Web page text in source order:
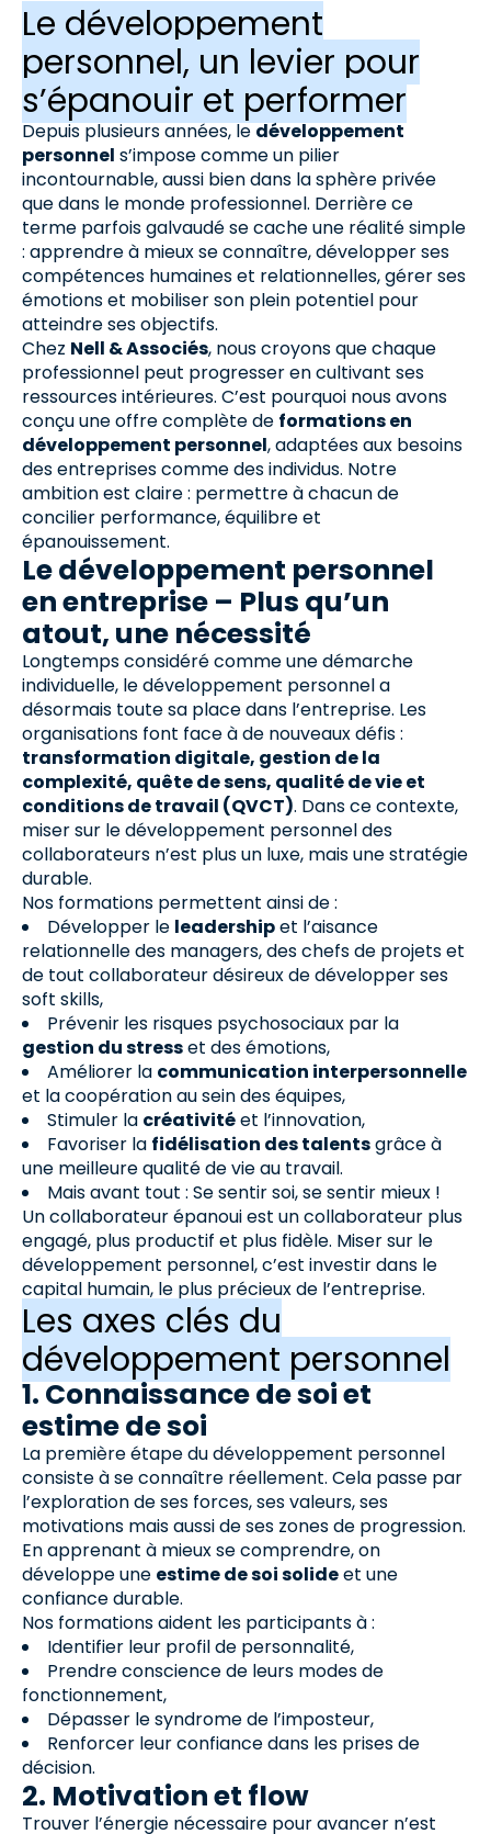
Le développement
personnel, un levier pour
s’épanouir et performer
Depuis plusieurs années, ledéveloppement
personnel s’impose comme un pilier
incontournable, aussi bien dans la sphère privée
que dans le monde professionnel. Derrière ce
terme parfois galvaudé se cache une réalité simple
: apprendre à mieux se connaître, développer ses
compétences humaines et relationnelles, gérer ses
émotions et mobiliser son plein potentiel pour
atteindre ses objectifs.
Chez Nell & Associés, nous croyons que chaque
professionnel peut progresser en cultivant ses
ressources intérieures. C’est pourquoi nous avons
conçu une offre complète de formations en
développement personnel, adaptées aux besoins
des entreprises comme des individus. Notre
ambition est claire : permettre à chacun de
concilier performance, équilibre et
épanouissement.
Le développement personnel
en entreprise – Plus qu’un
atout, une nécessité
Longtemps considéré comme une démarche
individuelle, le développement personnel a
désormais toute sa place dans l’entreprise. Les
organisations font face à de nouveaux défis :
transformation digitale, gestion de la
complexité, quête de sens, qualité de vie et
conditions de travail (QVCT). Dans ce contexte,
miser sur le développement personnel des
collaborateurs n’est plus un luxe, mais une stratégie
durable.
Nos formations permettent ainsi de :
Développer le leadershipet l’aisance
relationnelle des managers, des chefs de projets et
de tout collaborateur désireux de développer ses
soft skills,
Prévenir les risques psychosociaux par la
gestion du stresset des émotions,
Améliorer la communication interpersonnelle
et la coopération au sein des équipes,
Stimuler la créativitéet l’innovation,
Favoriser la fidélisation des talentsgrâce à
une meilleure qualité de vie au travail.
Mais avant tout : Se sentir soi, se sentir mieux !
Un collaborateur épanoui est un collaborateur plus
engagé, plus productif et plus fidèle. Miser sur le
développement personnel, c’est investir dans le
capital humain, le plus précieux de l’entreprise.
Les axes clés du
développement personnel
1. Connaissance de soi et
estime de soi
La première étape du développement personnel
consiste à se connaître réellement. Cela passe par
l’exploration de ses forces, ses valeurs, ses
motivations mais aussi de ses zones de progression.
En apprenant à mieux se comprendre, on
développe une estime de soi solideet une
confiance durable.
Nos formations aident les participants à :
Identifier leur profil de personnalité,
Prendre conscience de leurs modes de
fonctionnement,
Dépasser le syndrome de l’imposteur,
Renforcer leur confiance dans les prises de
décision.
2. Motivation et flow
Trouver l’énergie nécessaire pour avancer n’est